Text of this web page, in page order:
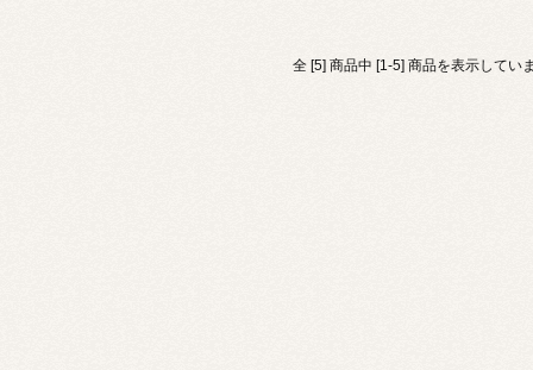
全 [5] 商品中 [1-5] 商品を表示してい